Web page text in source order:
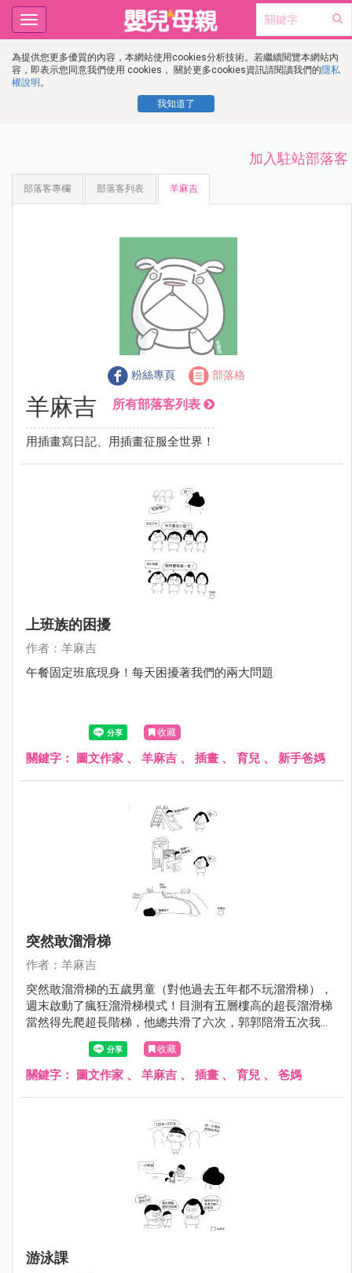
為提供您更多優質的內容，本網站使用cookies分析技術。若繼續閱覽本網站內
容，即表示您同意我們使用 cookies， 關於更多cookies資訊請閱讀我們的隱私
權說明 。
我知道了
Toggle
navigation
加入駐站部落客
部落客專欄 部落客列表 羊麻吉
粉絲專頁 部落格
羊麻吉 所有部落客列表
用插畫寫日記、用插畫征服全世界！
上班族的困擾
作者：羊麻吉
午餐固定班底現身！每天困擾著我們的兩大問題
收藏
關鍵字： 圖文作家 、 羊麻吉 、 插畫 、 育兒 、 新手爸媽
突然敢溜滑梯
作者：羊麻吉
突然敢溜滑梯的五歲男童（對他過去五年都不玩溜滑梯），
週末啟動了瘋狂溜滑梯模式！目測有五層樓高的超長溜滑梯
當然得先爬超長階梯，他總共滑了六次，郭郭陪滑五次我一
收藏
關鍵字： 圖文作家 、 羊麻吉 、 插畫 、 育兒 、 爸媽
游泳課